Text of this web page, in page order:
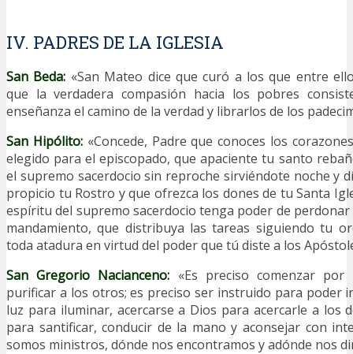
IV. PADRES DE LA IGLESIA
San Beda: «San Mateo dice que curó a los que entre
que la verdadera compasión hacia los pobres
enseñanza el camino de la verdad y librarlos de los
San Hipólito: «Concede, Padre que conoces los
elegido para el episcopado, que apaciente tu santo
el supremo sacerdocio sin reproche sirviéndote noche y
propicio tu Rostro y que ofrezca los dones de tu Santa
espíritu del supremo sacerdocio tenga poder de
mandamiento, que distribuya las tareas siguiendo tu
toda atadura en virtud del poder que tú diste a los
San Gregorio Nacianceno: «Es preciso comenzar
purificar a los otros; es preciso ser instruido para poder
luz para iluminar, acercarse a Dios para acercarle a los
para santificar, conducir de la mano y aconsejar con
somos ministros, dónde nos encontramos y adónde nos